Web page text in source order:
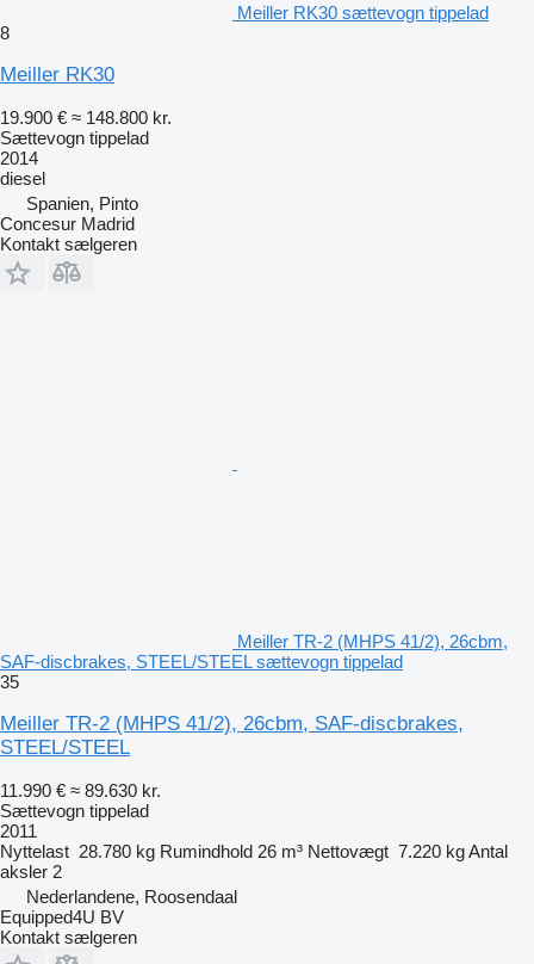
Meiller RK30 sættevogn tippelad
8
Meiller RK30
19.900 € ≈ 148.800 kr.
Sættevogn tippelad
2014
diesel
Spanien, Pinto
Concesur Madrid
Kontakt sælgeren
Meiller TR-2 (MHPS 41/2), 26cbm,
SAF-discbrakes, STEEL/STEEL sættevogn tippelad
35
Meiller TR-2 (MHPS 41/2), 26cbm, SAF-discbrakes,
STEEL/STEEL
11.990 € ≈ 89.630 kr.
Sættevogn tippelad
2011
Nyttelast 28.780 kg Rumindhold 26 m³ Nettovægt 7.220 kgAntal
aksler 2
Nederlandene, Roosendaal
Equipped4U BV
Kontakt sælgeren